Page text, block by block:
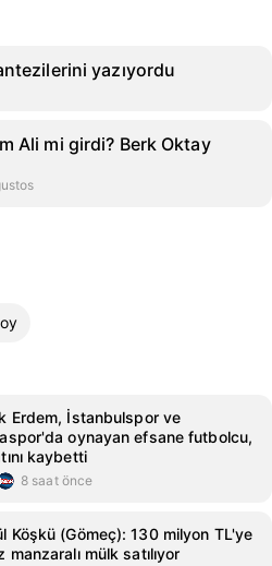
yazıyordu
Ali mi girdi? Berk Oktay
Erdem, İstanbulspor ve
oynayan efsane futbolcu,
kaybetti
8 saat önce
Köşkü (Gömeç): 130 milyon TL'ye
manzaralı mülk satılıyor